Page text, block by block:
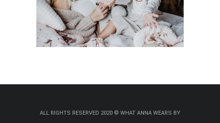
ALL RIGHTS RESERVED 2020 © WHAT ANNA WEARS BY